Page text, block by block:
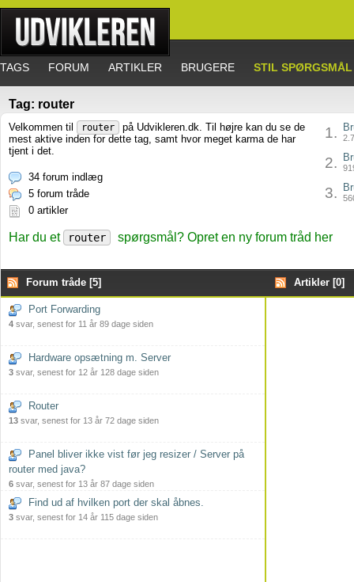
TAGS FORUM ARTIKLER BRUGERE STIL SPØRGSMÅL
Tag: router
Velkommen til router
på Udvikleren.dk. Til højre kan du se de
mest aktive inden for dette tag, samt hvor meget karma de har
tjent i det.
34 forum indlæg
5 forum tråde
0 artikler
1.
2.
3.
Har du et router spørgsmål? Opret en ny forum tråd her
Forum tråde [5] Artikler [0]
Port Forwarding
4 svar, senest for 11 år 89 dage siden
Hardware opsætning m. Server
3 svar, senest for 12 år 128 dage siden
Router
13 svar, senest for 13 år 72 dage siden
Panel bliver ikke vist før jeg resizer / Server på
router med java?
6 svar, senest for 13 år 87 dage siden
Find ud af hvilken port der skal åbnes.
3 svar, senest for 14 år 115 dage siden